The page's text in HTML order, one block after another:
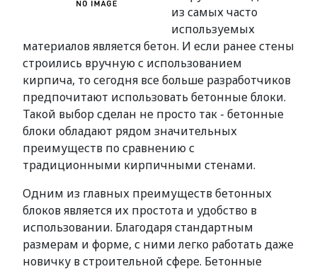
из самых часто
используемых
материалов является бетон. И если ранее стены
строились вручную с использованием
кирпича, то сегодня все больше разработчиков
предпочитают использовать бетонные блоки.
Такой выбор сделан не просто так - бетонные
блоки обладают рядом значительных
преимуществ по сравнению с
традиционными кирпичными стенами.
Одним из главных преимуществ бетонных
блоков является их простота и удобство в
использовании. Благодаря стандартным
размерам и форме, с ними легко работать даже
новичку в строительной сфере. Бетонные